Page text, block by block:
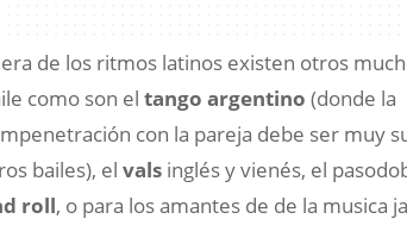
de los ritmos latinos existen otros
como son eltango argentino (donde la
con la pareja debe ser muy
bailes), elvals inglés y vienés, el
roll, o para los amantes de de la musica